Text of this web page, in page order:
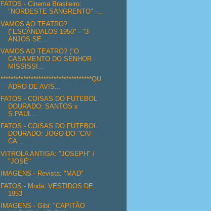
FATOS - Cinema Brasileiro:
"NORDESTE SANGRENTO" -...
VAMOS AO TEATRO?
("ESCÂNDALOS 1950" - "3
ANJOS SE...
VAMOS AO TEATRO? ("O
CASAMENTO DO SENHOR
MISSISSI...
************************************QU
ADRO DE AVIS...
FATOS - COISAS DO FUTEBOL
DOURADO: SANTOS x
S.PAUL...
FATOS - COISAS DO FUTEBOL
DOURADO: JOGO DO "CAI-
CA...
VITROLA ANTIGA: "JOSEPH" /
"JOSÉ"
IMAGENS - Revista: "MAD"
FATOS - Moda: VESTIDOS DE
1953
IMAGENS - Gibi: "CAPITÃO